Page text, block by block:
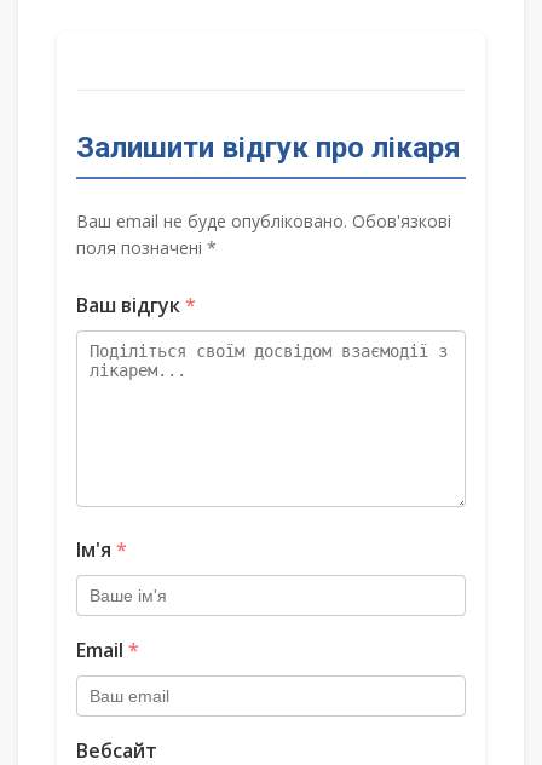
Залишити відгук про лікаря
Ваш email не буде опубліковано. Обов'язкові
поля позначені *
Ваш відгук*
Ім'я *
Email *
Вебсайт